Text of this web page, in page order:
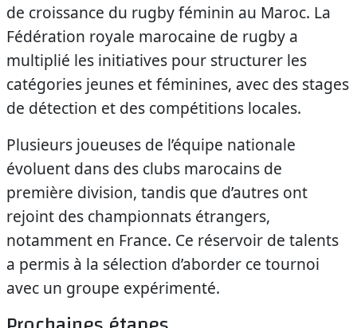
de croissance du rugby féminin au Maroc. La
Fédération royale marocaine de rugby a
multiplié les initiatives pour structurer les
catégories jeunes et féminines, avec des stages
de détection et des compétitions locales.
Plusieurs joueuses de l’équipe nationale
évoluent dans des clubs marocains de
première division, tandis que d’autres ont
rejoint des championnats étrangers,
notamment en France. Ce réservoir de talents
a permis à la sélection d’aborder ce tournoi
avec un groupe expérimenté.